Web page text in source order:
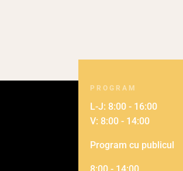
PROGRAM
L-J: 8:00 - 16:00
V: 8:00 - 14:00
Program cu publicul